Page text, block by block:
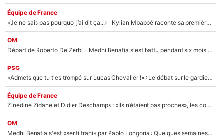
Équipe de France
«Je ne sais pas pourquoi j’ai dit ça...» : Kylian Mbappé raconte sa première rencontre avec Zinédine Zidane (et c’est très drôle)
OM
Départ de Roberto De Zerbi - Medhi Benatia s'est battu pendant six mois pour le retenir à l'OM, le PSG a été le naufrage de trop : «Je pars avec toi»
PSG
«Admets que tu t'es trompé sur Lucas Chevalier !» : Le débat sur le gardien du PSG vire au clash à l'After Foot
Équipe de France
Zinédine Zidane et Didier Deschamps : «Ils n’étaient pas proches», les confidences d’un membre de l’équipe de France 1998 sur leur relation spéciale
OM
Medhi Benatia s'est «senti trahi» par Pablo Longoria : Quelques semaines après son départ, l'ancien directeur de football de l'OM règle ses comptes